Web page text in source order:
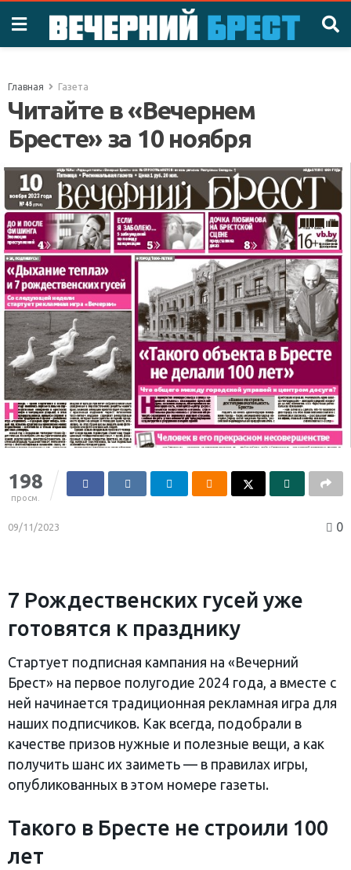
Главная Газета
Читайте в «Вечернем
Бресте» за 10 ноября
198
просм.
09/11/2023 0
7 Рождественских гусей уже
готовятся к празднику
Стартует подписная кампания на «Вечерний
Брест» на первое полугодие 2024 года, а вместе с
ней начинается традиционная рекламная игра для
наших подписчиков. Как всегда, подобрали в
качестве призов нужные и полезные вещи, а как
получить шанс их заиметь — в правилах игры,
опубликованных в этом номере газеты.
Такого в Бресте не строили 100
лет